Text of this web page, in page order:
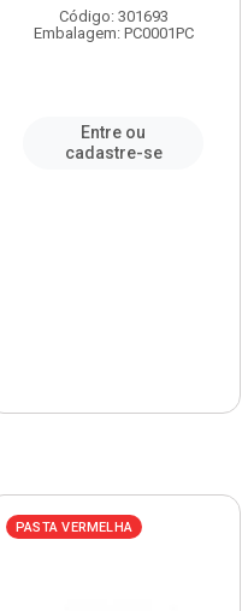
Código: 301693
Embalagem: PC0001PC
Entre ou
cadastre-se
PASTA VERMELHA